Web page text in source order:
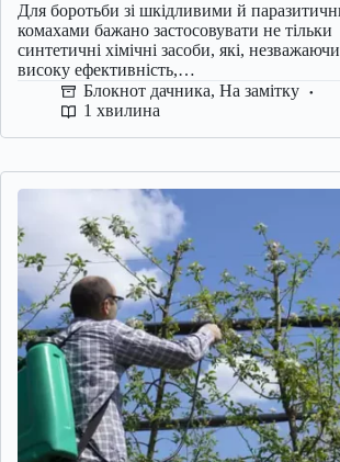
Для боротьби зі шкідливими й
комахами бажано застосовувати не тільки
синтетичні хімічні засоби, які,
високу ефективність,…
Блокнот дачника, На замітку
1 хвилина